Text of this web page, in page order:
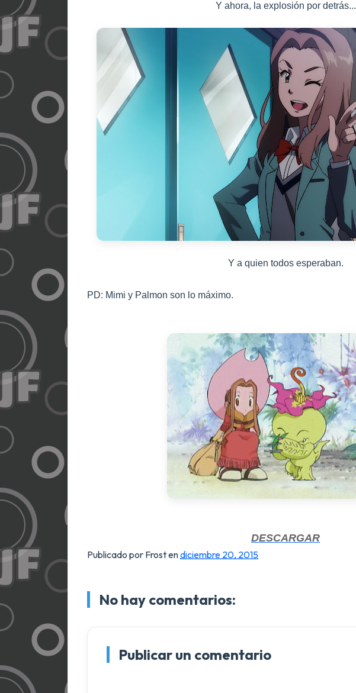
Y ahora, la explosión por detrás...
Y a quien todos esperaban.
PD: Mimi y Palmon son lo máximo.
DESCARGAR
Publicado por Frostendiciembre 20, 2015
No hay comentarios:
Publicar un comentario